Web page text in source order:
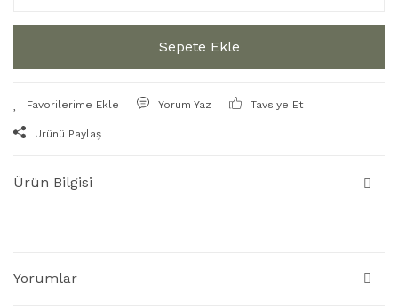
Sepete Ekle
Yorum Yaz Tavsiye Et
Ürünü Paylaş
Ürün Bilgisi
Yorumlar